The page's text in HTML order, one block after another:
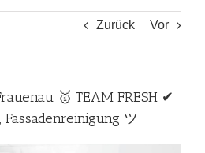
Zurück Vor
🥇 TEAM FRESH ✔
ツ